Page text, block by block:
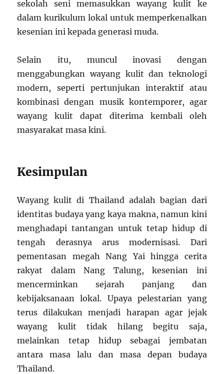
sekolah seni memasukkan wayang kulit ke
dalam kurikulum lokal untuk memperkenalkan
kesenian ini kepada generasi muda.
Selain itu, muncul inovasi dengan
menggabungkan wayang kulit dan teknologi
modern, seperti pertunjukan interaktif atau
kombinasi dengan musik kontemporer, agar
wayang kulit dapat diterima kembali oleh
masyarakat masa kini.
Kesimpulan
Wayang kulit di Thailand adalah bagian dari
identitas budaya yang kaya makna, namun kini
menghadapi tantangan untuk tetap hidup di
tengah derasnya arus modernisasi. Dari
pementasan megah Nang Yai hingga cerita
rakyat dalam Nang Talung, kesenian ini
mencerminkan sejarah panjang dan
kebijaksanaan lokal. Upaya pelestarian yang
terus dilakukan menjadi harapan agar jejak
wayang kulit tidak hilang begitu saja,
melainkan tetap hidup sebagai jembatan
antara masa lalu dan masa depan budaya
Thailand.